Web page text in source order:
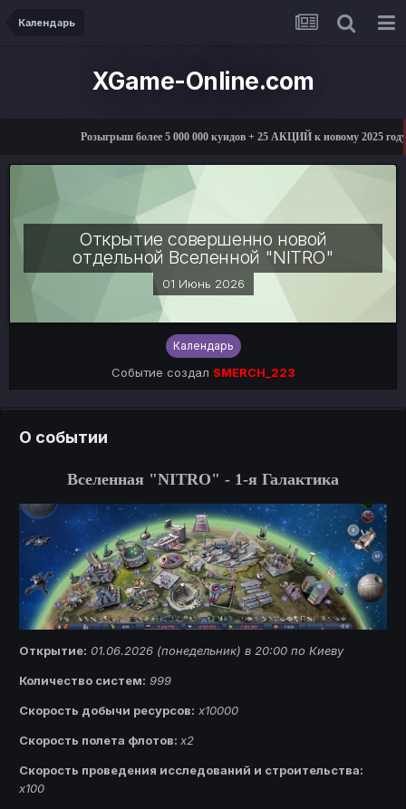
Календарь
XGame-Online.com
Розыгрыш более 5 000 000 куидов + 25 АКЦИЙ к новому 2025
Открытие совершенно новой
отдельной Вселенной "NITRO"
01 Июнь 2026
Календарь
Событие создал SMERCH_223
О событии
Вселенная "NITRO" - 1-я Галактика
Открытие: 01.06.2026 (понедельник) в 20:00 по Киеву
Количество систем: 999
Скорость добычи ресурсов: х10000
Скорость полета флотов: х2
Скорость проведения исследований и строительства:
x100